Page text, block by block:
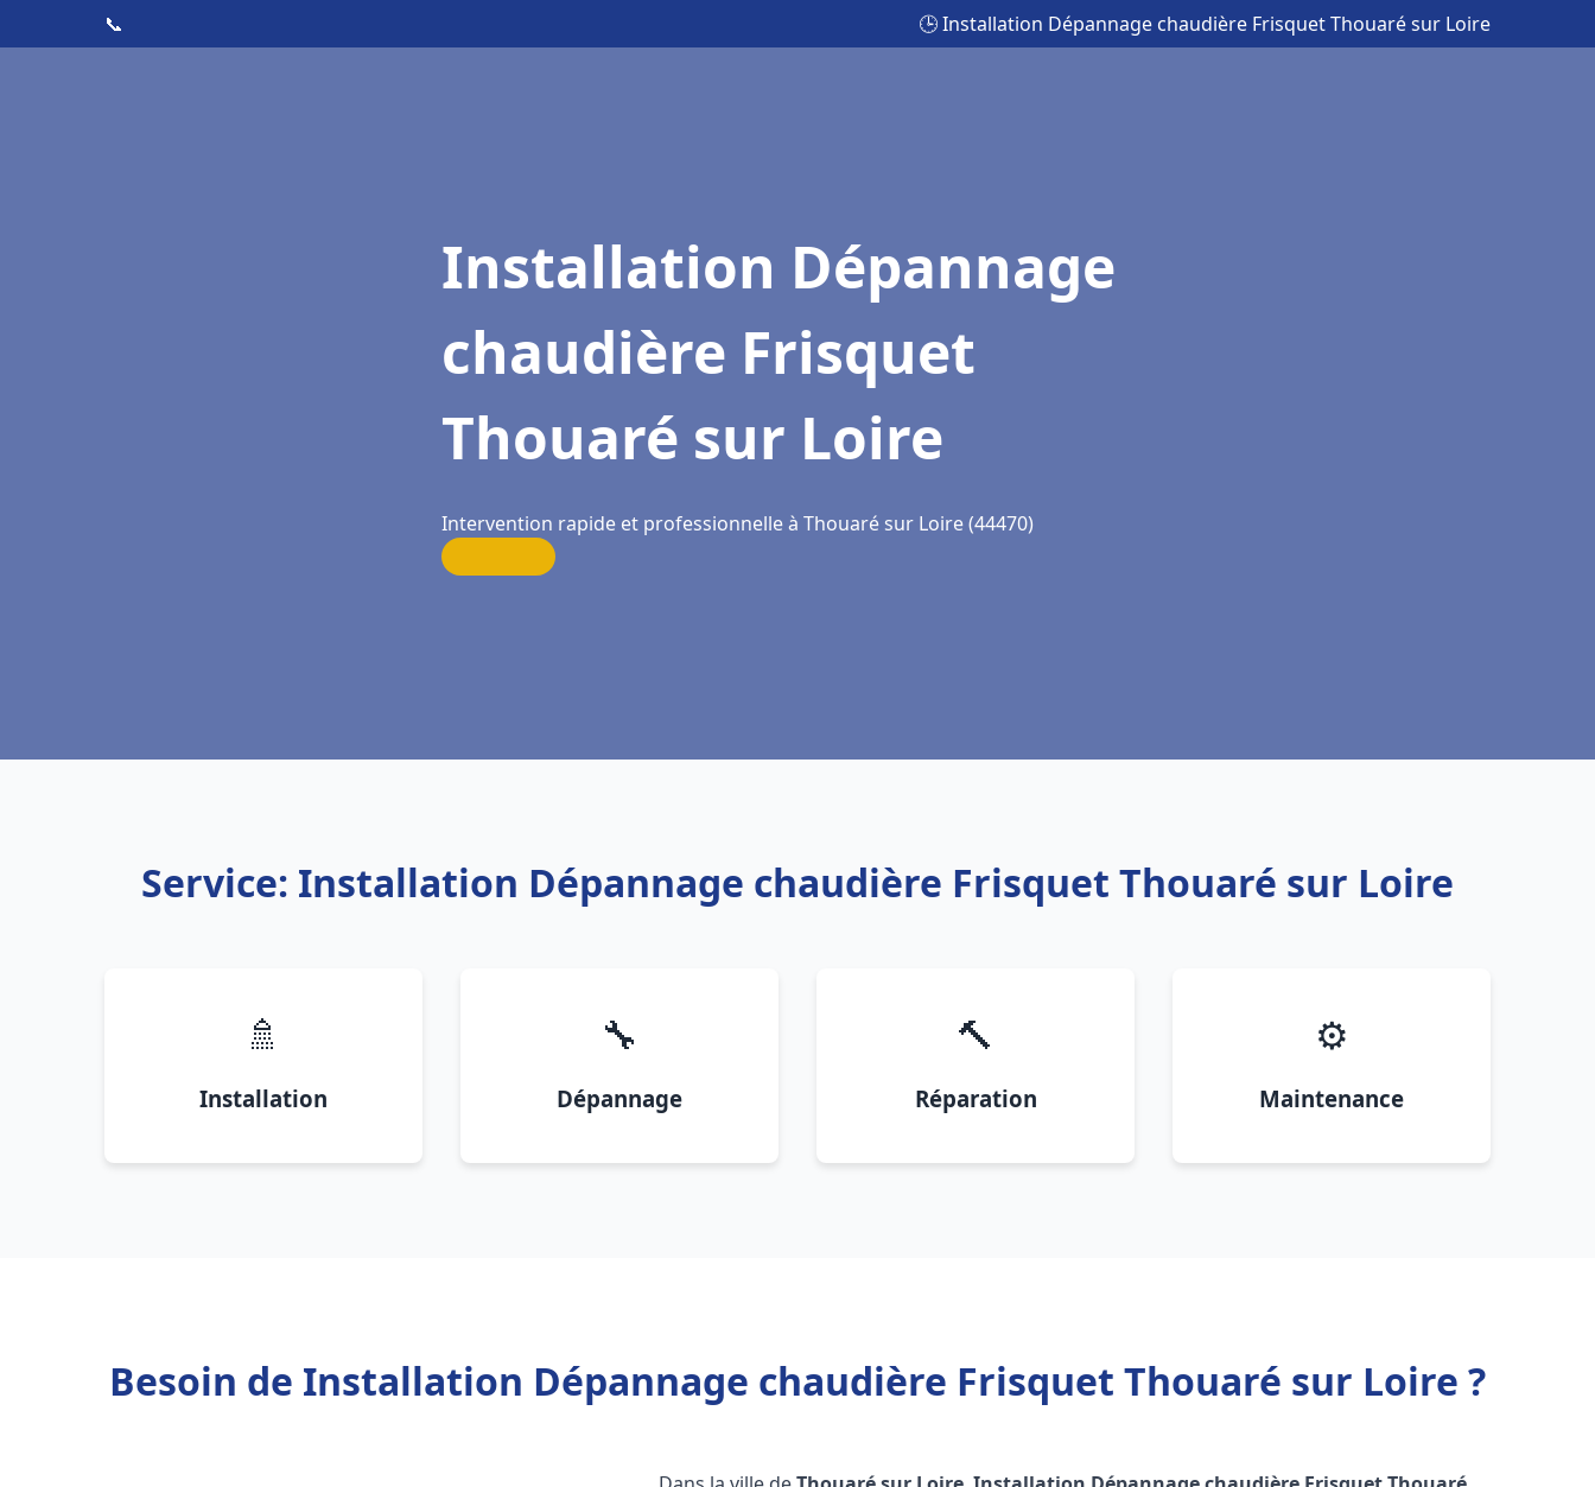
📞 🕒 Installation Dépannage chaudière Frisquet Thouaré sur Loire
Installation Dépannage
chaudière Frisquet
Thouaré sur Loire
Intervention rapide et professionnelle à Thouaré sur Loire (44470)
Service: Installation Dépannage chaudière Frisquet Thouaré sur Loire
🚿
Installation
🔧
Dépannage
🔨
Réparation
⚙️
Maintenance
Besoin de Installation Dépannage chaudière Frisquet Thouaré sur Loire ?